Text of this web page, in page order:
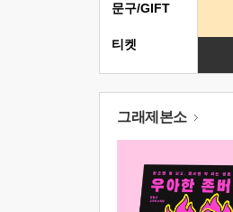
문구/GIFT
티켓
그래제본소